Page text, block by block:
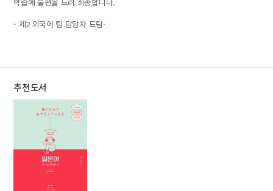
- 제2 외국어 팀 담당자 드림-
추천도서